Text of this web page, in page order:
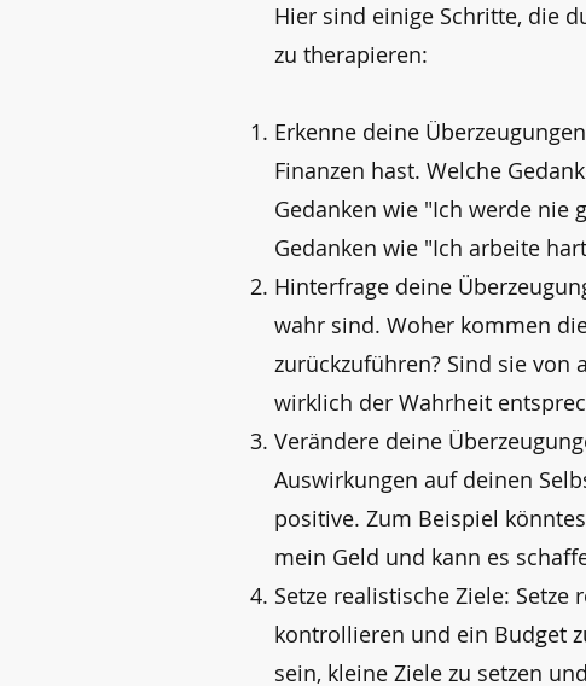
Hier sind einige Schritte, die
zu therapieren:
Erkenne deine
Finanzen hast. Welche
Gedanken wie "Ich werde nie
Gedanken wie "Ich arbeite
Hinterfrage deine
wahr sind. Woher kommen
zurückzuführen? Sind sie von
wirklich der Wahrheit
Verändere deine
Auswirkungen auf deinen
positive. Zum Beispiel
mein Geld und kann es
Setze realistische Ziele:
kontrollieren und ein Budget
sein, kleine Ziele zu setzen